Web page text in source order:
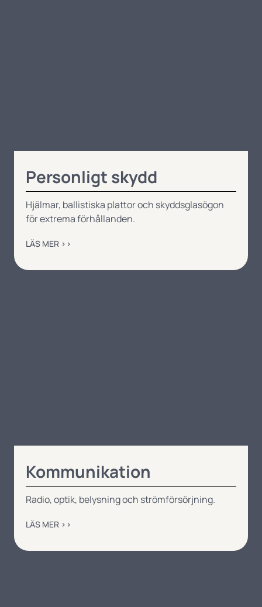
Personligt skydd
Hjälmar, ballistiska plattor och skyddsglasögon
för extrema förhållanden.
LÄS MER ››
Kommunikation
Radio, optik, belysning och strömförsörjning.
LÄS MER ››